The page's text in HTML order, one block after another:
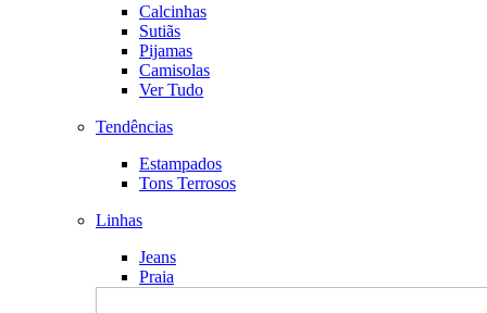
Calcinhas
Sutiãs
Pijamas
Camisolas
Ver Tudo
Tendências
Estampados
Tons Terrosos
Linhas
Jeans
Praia